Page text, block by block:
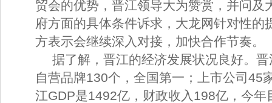
贸会的优势，晋江领导大为赞赏，并问及
府方面的具体条件诉求，大龙网针对性的
方表示会继续深入对接，加快合作节奏。
据了解，晋江的经济发展状况良好。晋
自营品牌130个，全国第一；上市公司45
江GDP是1492亿，财政收入198亿，今年